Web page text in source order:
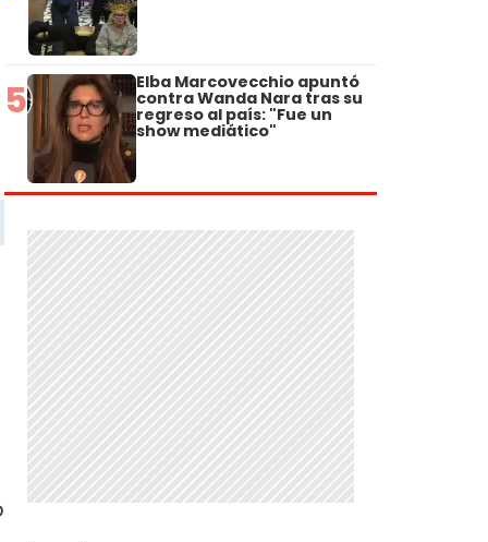
5 Elba Marcovecchio apuntó
contra Wanda Nara tras su
regreso al país: "Fue un
show mediático"